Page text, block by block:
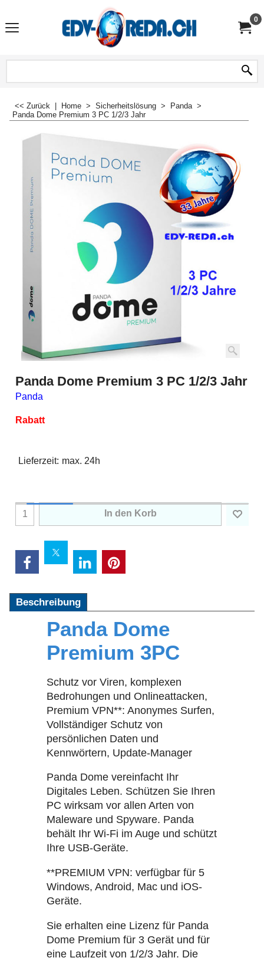
0
<< Zurück Home > Sicherheitslösung > Panda>
Panda Dome Premium 3 PC 1/2/3 Jahr
Panda Dome Premium 3 PC 1/2/3 Jahr
Panda
Rabatt
Lieferzeit: max. 24h
In den Korb
Beschreibung
Panda Dome
Premium 3PC
Schutz vor Viren, komplexen
Bedrohungen und Onlineattacken,
Premium VPN**: Anonymes Surfen,
Vollständiger Schutz von
persönlichen Daten und
Kennwörtern, Update-Manager
Panda Dome vereinfacht Ihr
Digitales Leben. Schützen Sie Ihren
PC wirksam vor allen Arten von
Maleware und Spyware. Panda
behält Ihr Wi-Fi im Auge und schützt
Ihre USB-Geräte.
**PREMIUM VPN: verfügbar für 5
Windows, Android, Mac und iOS-
Geräte.
Sie erhalten eine Lizenz für Panda
Dome Premium für 3 Gerät und für
eine Laufzeit von 1/2/3 Jahr. Die